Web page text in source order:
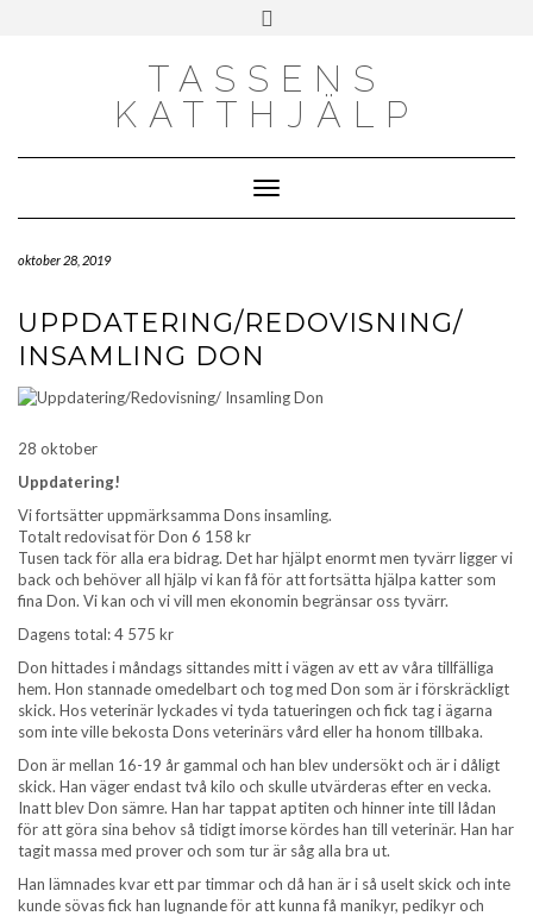
TASSENS
KATTHJÄLP
Toggle Navigation
oktober 28, 2019
UPPDATERING/REDOVISNING/
INSAMLING DON
28 oktober
Uppdatering!
Vi fortsätter uppmärksamma Dons insamling.
Totalt redovisat för Don 6 158 kr
Tusen tack för alla era bidrag. Det har hjälpt enormt men tyvärr ligger vi
back och behöver all hjälp vi kan få för att fortsätta hjälpa katter som
fina Don. Vi kan och vi vill men ekonomin begränsar oss tyvärr.
Dagens total: 4 575 kr
Don hittades i måndags sittandes mitt i vägen av ett av våra tillfälliga
hem. Hon stannade omedelbart och tog med Don som är i förskräckligt
skick. Hos veterinär lyckades vi tyda tatueringen och fick tag i ägarna
som inte ville bekosta Dons veterinärs vård eller ha honom tillbaka.
Don är mellan 16-19 år gammal och han blev undersökt och är i dåligt
skick. Han väger endast två kilo och skulle utvärderas efter en vecka.
Inatt blev Don sämre. Han har tappat aptiten och hinner inte till lådan
för att göra sina behov så tidigt imorse kördes han till veterinär. Han har
tagit massa med prover och som tur är såg alla bra ut.
Han lämnades kvar ett par timmar och då han är i så uselt skick och inte
kunde sövas fick han lugnande för att kunna få manikyr, pedikyr och